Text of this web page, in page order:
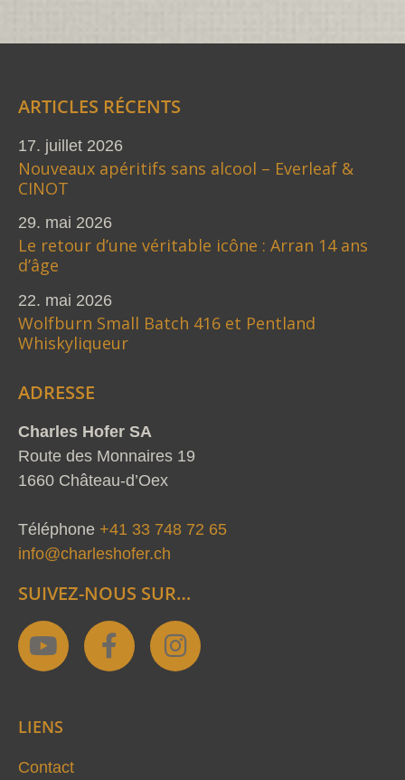
ARTICLES RÉCENTS
17. juillet 2026
Nouveaux apéritifs sans alcool – Everleaf &
CINOT
29. mai 2026
Le retour d’une véritable icône : Arran 14 ans
d’âge
22. mai 2026
Wolfburn Small Batch 416 et Pentland
Whiskyliqueur
ADRESSE
Charles Hofer SA
Route des Monnaires 19
1660 Château-d’Oex
Téléphone +41 33 748 72 65
info@charleshofer.ch
SUIVEZ-NOUS SUR…
Y
o
u
b
F
a
I
n
LIENS
Contact